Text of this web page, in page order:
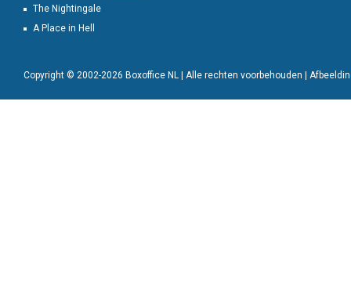
The Nightingale
A Place in Hell
Copyright © 2002-2026 Boxoffice NL | Alle rechten voorbehouden |